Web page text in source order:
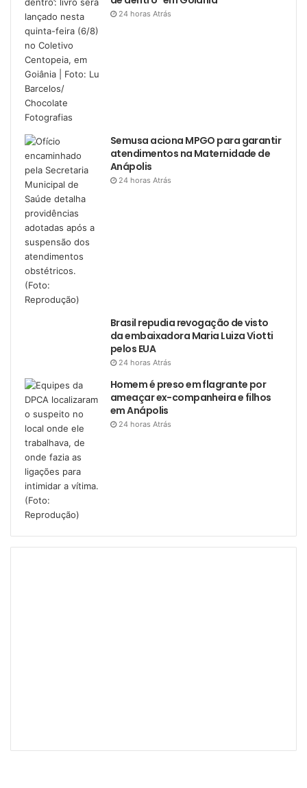
24 horas Atrás
Semusa aciona MPGO para garantir
atendimentos na Maternidade de
Anápolis
24 horas Atrás
Brasil repudia revogação de visto
da embaixadora Maria Luiza Viotti
pelos EUA
24 horas Atrás
Homem é preso em flagrante por
ameaçar ex-companheira e filhos
em Anápolis
24 horas Atrás